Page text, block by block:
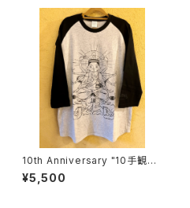
10th Anniversary "10手観音"
ラグラン
¥5,500